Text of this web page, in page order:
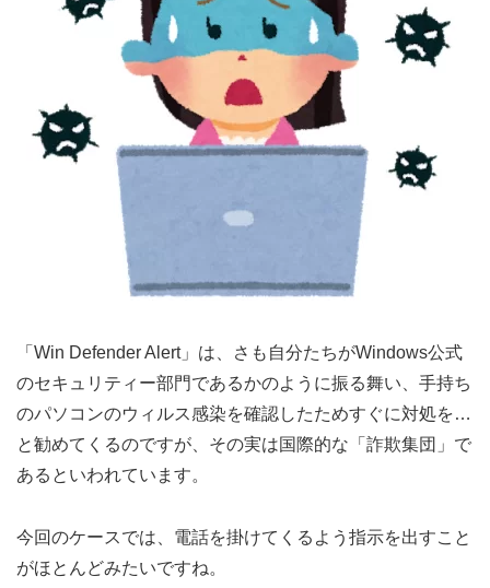
「Win Defender Alert」は、さも自分たちがWindows公式
のセキュリティー部門であるかのように振る舞い、手持ち
のパソコンのウィルス感染を確認したためすぐに対処を…
と勧めてくるのですが、その実は国際的な「詐欺集団」で
あるといわれています。
今回のケースでは、電話を掛けてくるよう指示を出すこと
がほとんどみたいですね。